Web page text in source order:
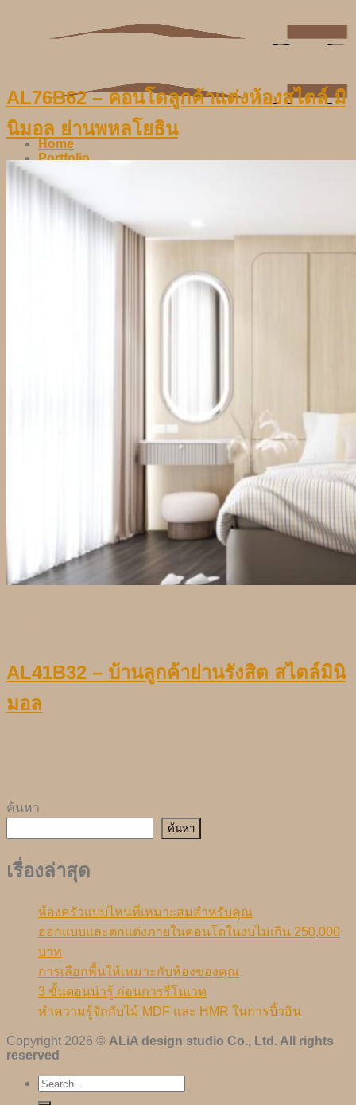
Home
Portfolio
Contact
AL76B62 – คอนโดลูกค้าแต่งห้องสไตล์ มิ
นิมอล ย่านพหลโยธิน
AL41B32 – บ้านลูกค้าย่านรังสิต สไตล์มินิ
มอล
ค้นหา
ค้นหา
เรื่องล่าสุด
ห้องครัวแบบไหนที่เหมาะสมสำหรับคุณ
ออกแบบและตกแต่งภายในคอนโดในงบไม่เกิน 250,000
บาท
การเลือกพื้นให้เหมาะกับห้องของคุณ
3 ขั้นตอนน่ารู้ ก่อนการรีโนเวท
ทำความรู้จักกับไม้ MDF และ HMR ในการบิ้วอิน
Copyright 2026 © ALiA design studio Co., Ltd. All rights
reserved